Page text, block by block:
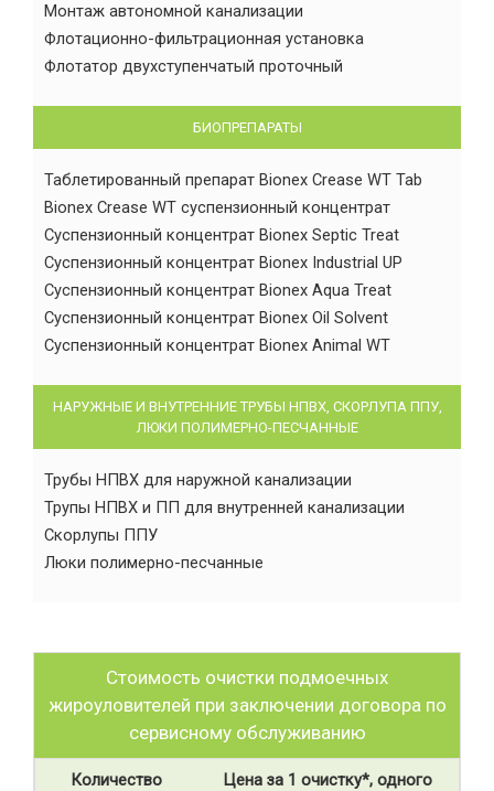
Монтаж автономной канализации
Флотационно-фильтрационная установка
Флотатор двухступенчатый проточный
БИОПРЕПАРАТЫ
Таблетированный препарат Bionex Crease WT Tab
Bionex Crease WT суспензионный концентрат
Суспензионный концентрат Bionex Septic Treat
Суспензионный концентрат Bionex Industrial UP
Суспензионный концентрат Bionex Aqua Treat
Суспензионный концентрат Bionex Oil Solvent
Суспензионный концентрат Bionex Animal WT
НАРУЖНЫЕ И ВНУТРЕННИЕ ТРУБЫ НПВХ, СКОРЛУПА ППУ,
ЛЮКИ ПОЛИМЕРНО-ПЕСЧАННЫЕ
Трубы НПВХ для наружной канализации
Трупы НПВХ и ПП для внутренней канализации
Скорлупы ППУ
Люки полимерно-песчанные
Стоимость очистки подмоечных
жироуловителей при заключении договора по
сервисному обслуживанию
Количество Цена за 1 очистку*, одного